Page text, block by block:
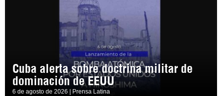
Cuba alerta sobre doctrina militar de
dominación de EEUU
6 de agosto de 2026 | Prensa Latina